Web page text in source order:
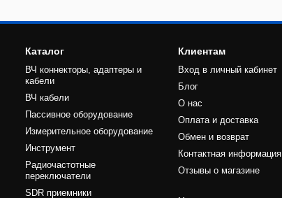
Каталог
ВЧ коннекторы, адаптеры и
кабели
ВЧ кабели
Пассивное оборудование
Измерительное оборудование
Инструмент
Радиочастотные
переключатели
SDR приемники
Клиентам
Вход в личный кабинет
Блог
О нас
Оплата и доставка
Обмен и возврат
Контактная информация
Отзывы о магазине